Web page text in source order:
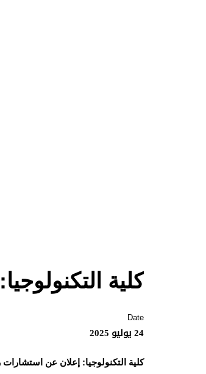
كلية التكنولوجيا:
Date
24 يوليو 2025
كلية التكنولوجيا: إعلان عن استشارات رقم 22 إلى 25